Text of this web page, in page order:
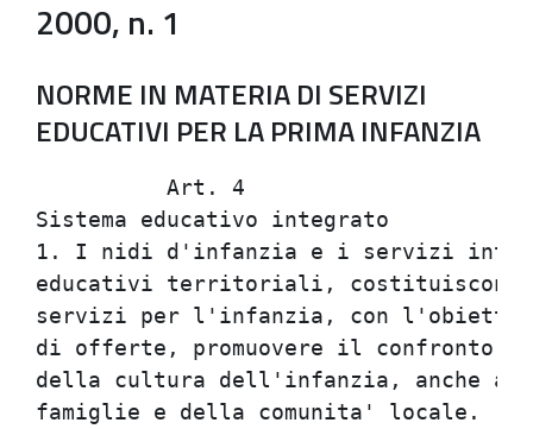
2000, n. 1
NORME IN MATERIA DI SERVIZI
EDUCATIVI PER LA PRIMA INFANZIA
Sistema
1. I nidi d'infanzia e i
educativi territoriali,
servizi per l'infanzia, con
di offerte, promuovere il
della cultura dell'infanzia,
famiglie e